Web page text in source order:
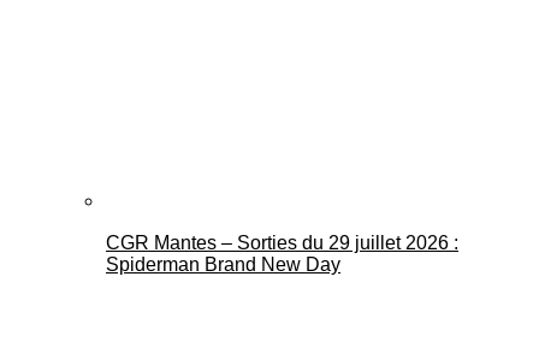
CGR Mantes – Sorties du 29 juillet 2026 :
Spiderman Brand New Day